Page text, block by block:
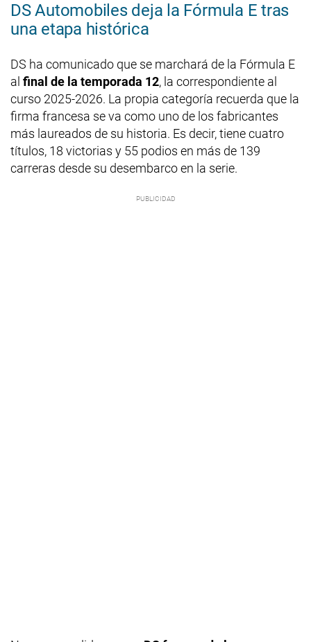
DS Automobiles deja la Fórmula E tras
una etapa histórica
DS ha comunicado que se marchará de la Fórmula E
al final de la temporada 12, la correspondiente al
curso 2025-2026. La propia categoría recuerda que la
firma francesa se va como uno de los fabricantes
más laureados de su historia. Es decir, tiene cuatro
títulos, 18 victorias y 55 podios en más de 139
carreras desde su desembarco en la serie.